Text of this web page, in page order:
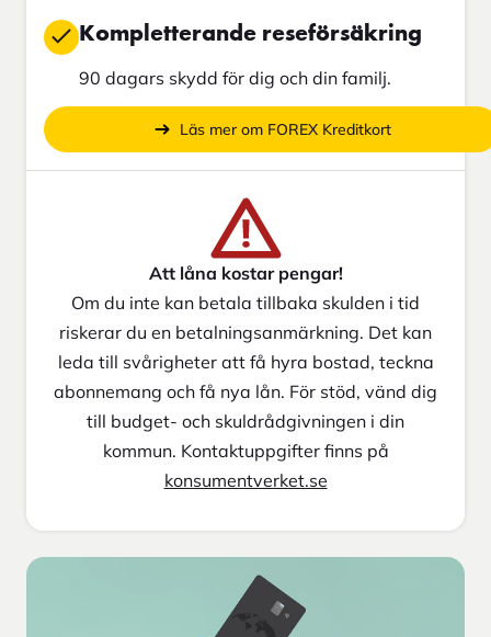
Kompletterande reseförsäkring
90 dagars skydd för dig och din familj.
Läs mer om FOREX Kreditkort
Att låna kostar pengar!
Om du inte kan betala tillbaka skulden i tid
riskerar du en betalningsanmärkning. Det kan
leda till svårigheter att få hyra bostad, teckna
abonnemang och få nya lån. För stöd, vänd dig
till budget- och skuldrådgivningen i din
kommun. Kontaktuppgifter finns på
konsumentverket.se